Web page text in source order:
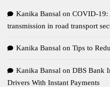
Kanika Bansal on COVID-19:
transmission in road transport
Kanika Bansal on Tips to
Kanika Bansal on DBS Bank
Drivers With Instant Payments